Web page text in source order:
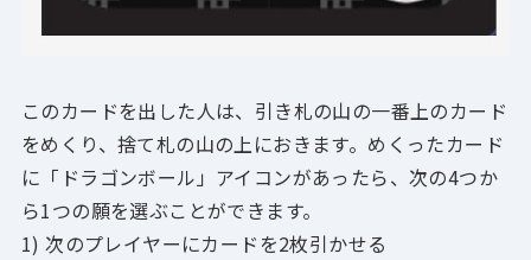
このカードを出した人は、引き札の山の一番上のカード
をめくり、捨て札の山の上におきます。めくったカード
に「ドラゴンボール」アイコンがあったら、次の4つか
ら1つの願を選ぶことができます。
1) 次のプレイヤーにカードを2枚引かせる